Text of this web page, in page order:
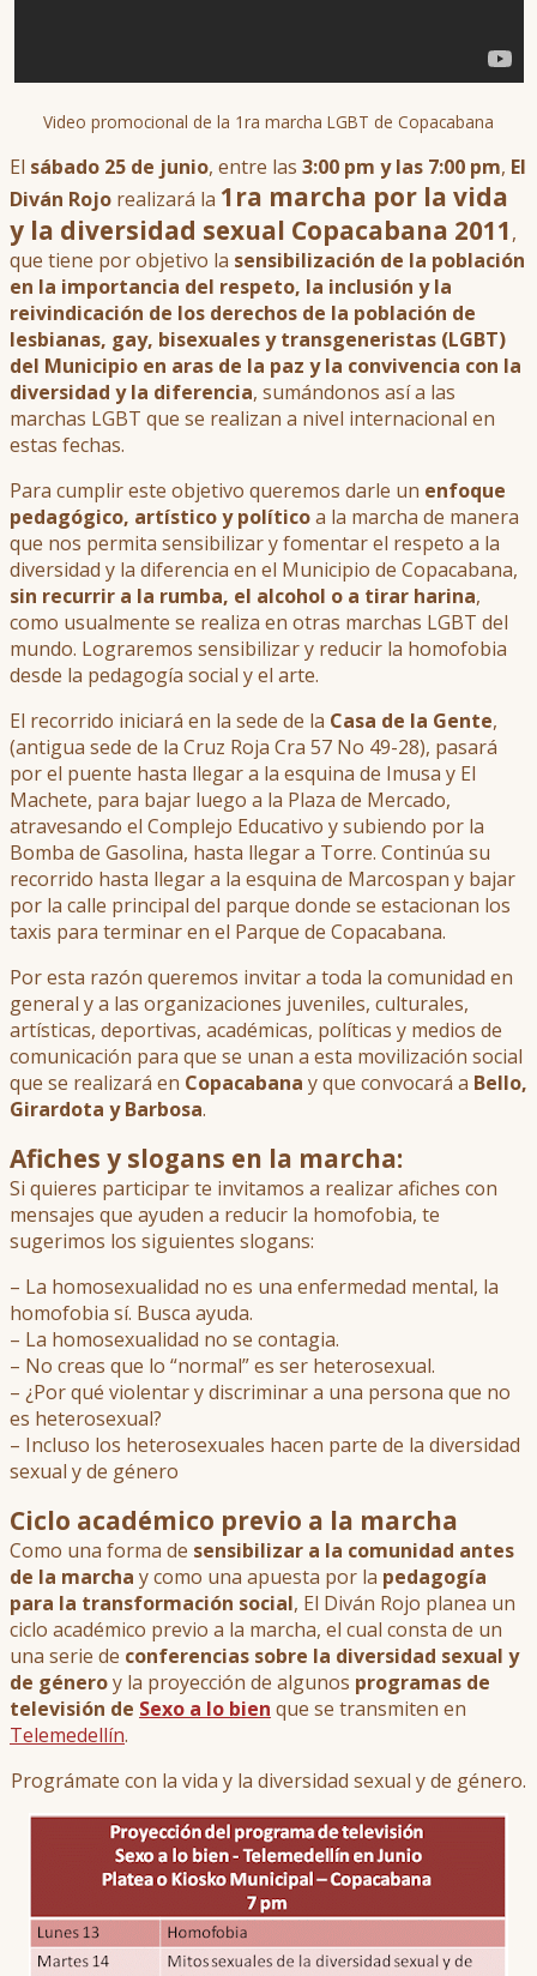
Video promocional de la 1ra marcha LGBT de Copacabana
El sábado 25 de junio, entre las 3:00 pm y las 7:00 pm, El
Diván Rojo realizará la 1ra marcha por la vida
y la diversidad sexual Copacabana 2011,
que tiene por objetivo la sensibilización de la población
en la importancia del respeto, la inclusión y la
reivindicación de los derechos de la población de
lesbianas, gay, bisexuales y transgeneristas (LGBT)
del Municipio en aras de la paz y la convivencia con la
diversidad y la diferencia, sumándonos así a las
marchas LGBT que se realizan a nivel internacional en
estas fechas.
Para cumplir este objetivo queremos darle un enfoque
pedagógico, artístico y políticoa la marcha de manera
que nos permita sensibilizar y fomentar el respeto a la
diversidad y la diferencia en el Municipio de Copacabana,
sin recurrir a la rumba, el alcohol o a tirar harina,
como usualmente se realiza en otras marchas LGBT del
mundo. Lograremos sensibilizar y reducir la homofobia
desde la pedagogía social y el arte.
El recorrido iniciará en la sede de la Casa de la Gente,
(antigua sede de la Cruz Roja Cra 57 No 49-28), pasará
por el puente hasta llegar a la esquina de Imusa y El
Machete, para bajar luego a la Plaza de Mercado,
atravesando el Complejo Educativo y subiendo por la
Bomba de Gasolina, hasta llegar a Torre. Continúa su
recorrido hasta llegar a la esquina de Marcospan y bajar
por la calle principal del parque donde se estacionan los
taxis para terminar en el Parque de Copacabana.
Por esta razón queremos invitar a toda la comunidad en
general y a las organizaciones juveniles, culturales,
artísticas, deportivas, académicas, políticas y medios de
comunicación para que se unan a esta movilización social
que se realizará en Copacabana y que convocará a Bello,
Girardota y Barbosa.
Afiches y slogans en la marcha:
Si quieres participar te invitamos a realizar afiches con
mensajes que ayuden a reducir la homofobia, te
sugerimos los siguientes slogans:
– La homosexualidad no es una enfermedad mental, la
homofobia sí. Busca ayuda.
– La homosexualidad no se contagia.
– No creas que lo “normal” es ser heterosexual.
– ¿Por qué violentar y discriminar a una persona que no
es heterosexual?
– Incluso los heterosexuales hacen parte de la diversidad
sexual y de género
Ciclo académico previo a la marcha
Como una forma de sensibilizar a la comunidad antes
de la marcha y como una apuesta por la pedagogía
para la transformación social, El Diván Rojo planea un
ciclo académico previo a la marcha, el cual consta de un
una serie de conferencias sobre la diversidad sexual y
de géneroy la proyección de algunos programas de
televisión de Sexo a lo bien que se transmiten en
Telemedellín.
Prográmate con la vida y la diversidad sexual y de género.